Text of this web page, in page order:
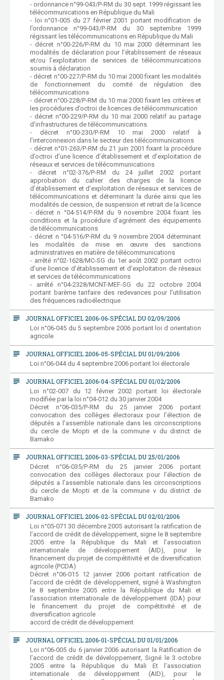
- ordonnance n°99-043/P-RM du 30 sept. 1999 régissant les
télécommunications en République du Mali
- loi n°01-005 du 27 février 2001 portant modification de
l’ordonnance n°99-043/P-RM du 30 septembre 1999
régissant les télécommunications en République du Mali
- décret n°00-226/P-RM du 10 mai 2000 déterminant les
modalités de déclaration pour l’établissement de réseaux
et/ou l’exploitation de services de télécommunications
soumis à déclaration
- décret n°00-227/P-RM du 10 mai 2000 fixant les modalités
de fonctionnement du comité de régulation des
télécommunications
- décret n°00-228/P-RM du 10 mai 2000 fixant les critères et
les procédures d’octroi de licences de télécommunication
- décret n°00-229/P-RM du 10 mai 2000 relatif au partage
d’infrastructures de télécommunications
- décret n°00-230/P-RM 10 mai 2000 relatif à
l’interconnexion dans le secteur des télécommunications
- décret n°01-263/P-RM du 21 juin 2001 fixant la procédure
d’octroi d’une licence d’établissement et d’exploitation de
réseaux et services de télécommunications
- décret n°02-376/P-RM du 24 juillet 2002 portant
approbation du cahier des charges de la licence
d’établissement et d’exploitation de réseaux et services de
télécommunications et déterminant la durée ainsi que les
modalités de cession, de suspension et retrait de la licence
- décret n °04-514/P-RM du 9 novembre 2004 fixant les
conditions et la procédure d’agrément des équipements
de télécommunications
- décret n °04-516/P-RM du 9 novembre 2004 déterminant
les modalités de mise en œuvre des sanctions
administratives en matière de télécommunications
- arrêté n°02-1628/MC-SG du 1er août 2002 portant octroi
d’une licence d’établissement et d’exploitation de réseaux
et services de télécommunications
- arrêté n°04-2328/MCNT-MEF-SG du 22 octobre 2004
portant barème tarifaire des redevances pour l’utilisation
des fréquences radioélectrique
subject JOURNAL OFFICIEL 2006-06-SPÉCIAL DU 02/09/2006
Loi n°06-045 du 5 septembre 2006 portant loi d orientation
agricole
subject JOURNAL OFFICIEL 2006-05-SPÉCIAL DU 01/09/2006
Loi n°06-044 du 4 septembre 2006 portant loi électorale
subject JOURNAL OFFICIEL 2006-04-SPÉCIAL DU 01/02/2006
Loi n°02-007 du 12 février 2002 portant loi électorale
modifiée par la loi n°04-012 du 30 janvier 2004
Décret n°06-035/P-RM du 25 janvier 2006 portant
convocation des collèges électoraux pour l’élection de
députés a l’assemble nationale dans les circonscriptions
du cercle de Mopti et de la commune v du district de
Bamako
subject JOURNAL OFFICIEL 2006-03-SPÉCIAL DU 25/01/2006
Décret n°06-035/P-RM du 25 janvier 2006 portant
convocation des collèges électoraux pour l’élection de
députés a l’assemble nationale dans les circonscriptions
du cercle de Mopti et de la commune v du district de
Bamako
subject JOURNAL OFFICIEL 2006-02-SPÉCIAL DU 02/01/2006
Loi n°05-071 30 décembre 2005 autorisant la ratification de
l’accord de crédit de développement, signe le 8 septembre
2005 entre la République du Mali et l’association
internationale de développement (AID), pour le
financement du projet de compétitivité et de diversification
agricole (PCDA)
Décret n°06-015 12 janvier 2006 portant ratification de
l’accord de crédit de développement, signé à Washington
le 8 septembre 2005 entre la République du Mali et
l’association internationale de développement (IDA) pour
le financement du projet de compétitivité et de
diversification agricole
accord de crédit de développement
subject JOURNAL OFFICIEL 2006-01-SPÉCIAL DU 01/01/2006
Loi n°06-005 du 6 janvier 2006 autorisant la Ratification de
l’accord de crédit de développement, Signé le 3 octobre
2005 entre la République du Mali Et l’association
internationale de développement (AID), pour le